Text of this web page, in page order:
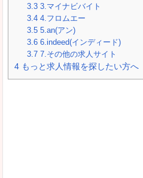
3.3 3.マイナビバイト
3.4 4.フロムエー
3.5 5.an(アン)
3.6 6.indeed(インディード)
3.7 7.その他の求人サイト
4 もっと求人情報を探したい方へ